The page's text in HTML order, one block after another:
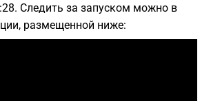
Следить за запуском можно в
размещенной ниже: